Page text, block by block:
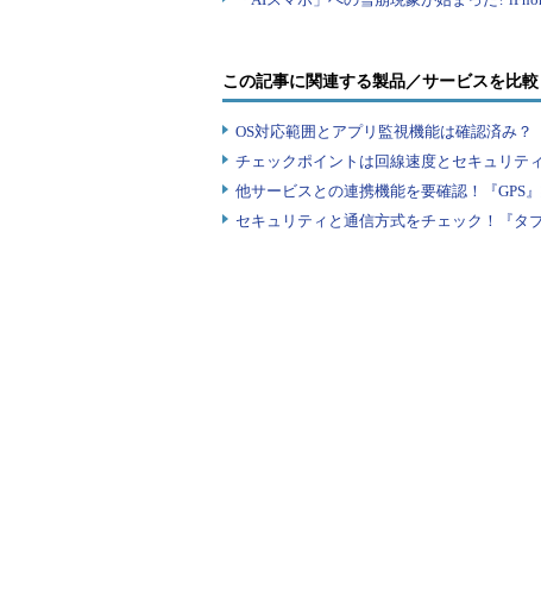
この記事に関連する製品／サービスを比較
OS対応範囲とアプリ監視機能は確認済み
チェックポイントは回線速度とセキュリテ
他サービスとの連携機能を要確認！『GPS
セキュリティと通信方式をチェック！『タ